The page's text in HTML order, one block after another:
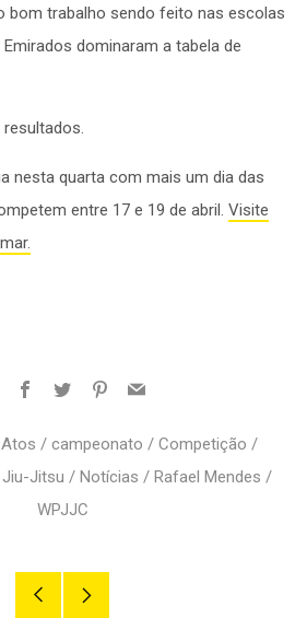
bom trabalho sendo feito nas escolas
dominaram a tabela de
nesta quarta com mais um dia das
entre 17 e 19 de abril. Visite
Facebook
Twitter Pinterest
Email
Atos / campeonato / Competição /
Jiu-Jitsu / Notícias / Rafael Mendes /
WPJJC
Older